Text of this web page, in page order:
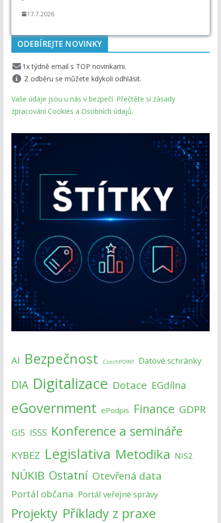
17.7.2026
ODEBÍREJTE NOVINKY
1x týdně email s TOP novinkami.
Z odběru se můžete kdykoli odhlásit.
Vaše údaje jsou u nás v bezpečí. Přečtěte si zásady
zpracování Cookies a Osobních údajů.
AI Bezpečnost CzechPOINT Datové schránky
DIA Digitalizace Dotace EGdílna
eGovernment ePodpis Finance GDPR
GIS ISSS Konference a semináře
KYBEZ Legislativa Metodika NIS2
NÚKIB Ostatní Otevřená data
Portál občana Portál veřejné správy
Projekty Příklady z praxe